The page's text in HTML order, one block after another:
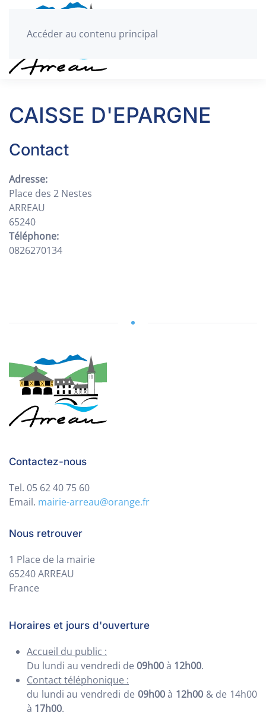
Accéder au contenu principal
CAISSE D'EPARGNE
Contact
Adresse:
Place des 2 Nestes
ARREAU
65240
Téléphone:
0826270134
Contactez-nous
Tel. 05 62 40 75 60
Email. mairie-arreau@orange.fr
Nous retrouver
1 Place de la mairie
65240 ARREAU
France
Horaires et jours d'ouverture
Accueil du public :
Du lundi au vendredi de 09h00à 12h00.
Contact téléphonique :
du lundi au vendredi de 09h00à 12h00& de 14h00
à 17h00.